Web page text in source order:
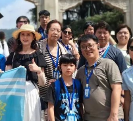
校友会活动 (海
县市)
市校友会拜会卢秀燕市
友交流智慧治理凝聚向
2 版
外
南加
理事
会长
校友